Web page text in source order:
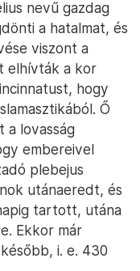
nevű gazdag
a hatalmat, és
viszont a
elhívták a kor
hogy
Ő
a lovasság
embereivel
plebejus
utánaeredt, és
tartott, utána
Ekkor már
i. e. 430